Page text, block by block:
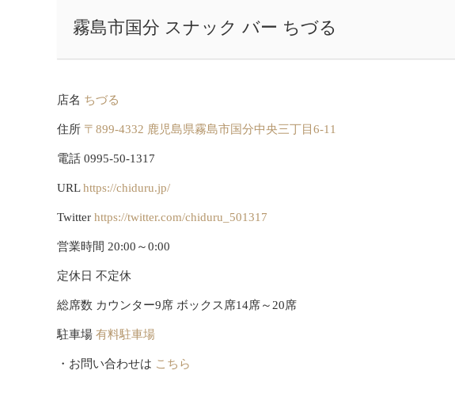
霧島市国分 スナック バー ちづる
店名 ちづる
住所 〒899-4332 鹿児島県霧島市国分中央三丁目6-11
電話 0995-50-1317
URLhttps://chiduru.jp/
Twitter https://twitter.com/chiduru_501317
営業時間 20:00～0:00
定休日 不定休
総席数 カウンター9席 ボックス席14席～20席
駐車場 有料駐車場
・お問い合わせは こちら